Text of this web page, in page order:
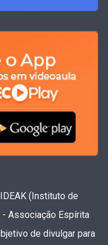
(Instituto de
- Associação Espírita
de divulgar para